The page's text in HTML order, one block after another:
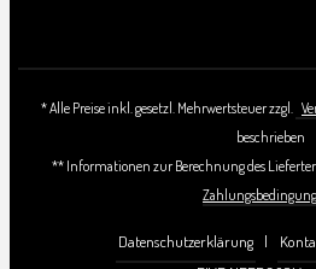
* Alle Preise inkl. gesetzl. Mehrwertsteuer zzgl.
beschrieben
** Informationen zur Berechnung des
Datenschutzerklärung